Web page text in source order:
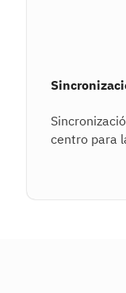
centro para